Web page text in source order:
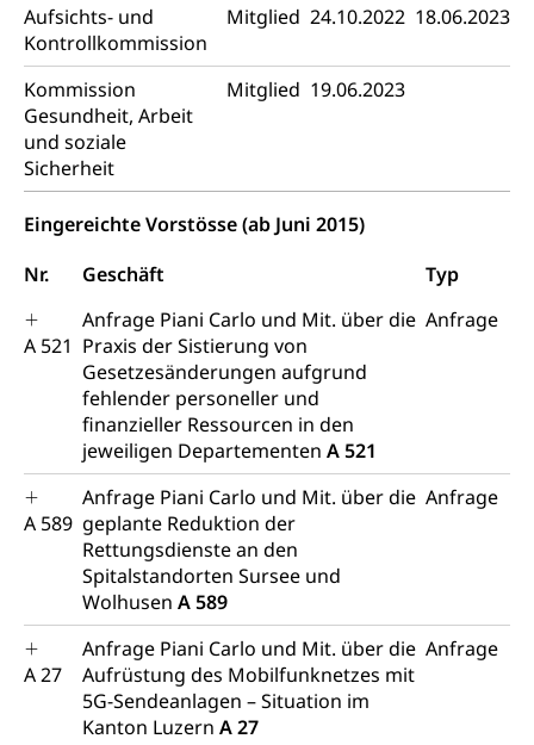
Aufsichts- und
Kontrollkommission
Mitglied 24.10.2022 18.06.2023
Kommission
Gesundheit, Arbeit
und soziale
Sicherheit
Mitglied 19.06.2023
Eingereichte Vorstösse (ab Juni 2015)
Nr.
Geschäft Typ
A 521
Anfrage Piani Carlo und Mit. über die
Praxis der Sistierung von
Gesetzesänderungen aufgrund
fehlender personeller und
finanzieller Ressourcen in den
jeweiligen Departementen A 521
Anfrage
A 589
Anfrage Piani Carlo und Mit. über die
geplante Reduktion der
Rettungsdienste an den
Spitalstandorten Sursee und
Wolhusen A 589
Anfrage
A 27
Anfrage Piani Carlo und Mit. über die
Aufrüstung des Mobilfunknetzes mit
5G-Sendeanlagen – Situation im
Kanton Luzern A 27
Anfrage
Haltung Heimtiere
Hunde
Sicherheit
Armee
Militär, Militärdienst, Militärdienstpflicht,
Wehrpflicht, Berufssoldat, Militärdienstverweigerer,
Dienstverweigerer, Militärdienstverweigerung,
Wehrpflichtersatz, Wehrpflichtersatzabgabe
Militär
Erwerbsausfallentschädigung (WAS Luzern)
Bevölkerungsschutz
Katastrophenschutz, Katastrophenhilfe, Polizei,
Alarmierung, Sirenentest
Kantonaler Führungsstab
Polizei
Ordnungskräfte, Sicherheit, öffentliche Ordnung
Polizei
Versorgung
Vorratshaltung, Vorrat
Wasserversorgung
Waffen
Waffenerwerbsschein, Waffenschein, Waffenbüro,
Waffentragen, Selbstverteidigung
Waffen, Sprengstoffe und Pyrotechnik
Zivildienst
Militärdienst